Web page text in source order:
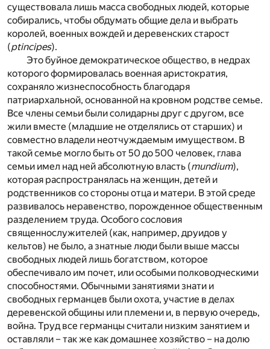
существовала лишь масса свободных людей, которые
собирались, чтобы обдумать общие дела и выбрать
королей, военных вождей и деревенских старост
(ptincipes).
Это буйное демократическое общество, в недрах
которого формировалась военная аристократия,
сохраняло жизнеспособность благодаря
патриархальной, основанной на кровном родстве семье.
Все члены семьи были солидарны друг с другом, все
жили вместе (младшие не отделялись от старших) и
совместно владели неотчуждаемым имуществом. В
такой семье могло быть от 50 до 500 человек, глава
семьи имел над ней абсолютную власть (mundium),
которая распространялась на женщин, детей и
родственников со стороны отца и матери. В этой среде
развивалось неравенство, порожденное общественным
разделением труда. Особого сословия
священнослужителей (как, например, друидов у
кельтов) не было, а знатные люди были выше массы
свободных людей лишь богатством, которое
обеспечивало им почет, или особыми полководческими
способностями. Обычными занятиями знати и
свободных германцев были охота, участие в делах
деревенской общины или племени и, в первую очередь,
война. Труд все германцы считали низким занятием и
оставляли – так же как домашнее хозяйство – на долю